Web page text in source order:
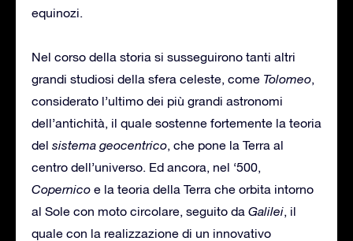
equinozi.
Nel corso della storia si susseguirono tanti altri
grandi studiosi della sfera celeste, come Tolomeo,
considerato l’ultimo dei più grandi astronomi
dell’antichità, il quale sostenne fortemente la teoria
del sistema geocentrico, che pone la Terra al
centro dell’universo. Ed ancora, nel ‘500,
Copernico e la teoria della Terra che orbita intorno
al Sole con moto circolare, seguito da Galilei, il
quale con la realizzazione di un innovativo